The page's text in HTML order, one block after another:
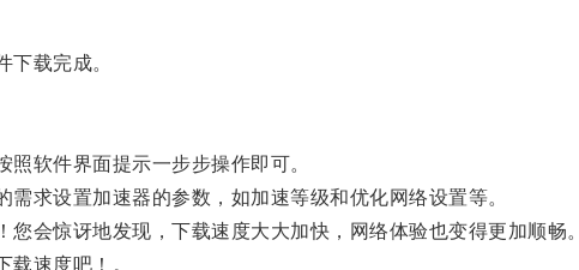
载完成。
软件界面提示一步步操作即可。
求设置加速器的参数，如加速等级和优化网络设置等。
会惊讶地发现，下载速度大大加快，网络体验也变得更加顺畅。
速度吧！。